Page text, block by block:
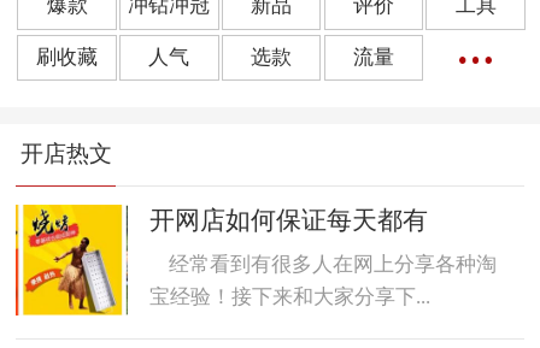
爆款 冲钻冲冠 新品 评价 工具
刷收藏 人气 选款 流量
转化率
数据魔方 好评语 网店起名
开店热文
开网店如何保证每天都有
经常看到有很多人在网上分享各种淘
宝经验！接下来和大家分享下...